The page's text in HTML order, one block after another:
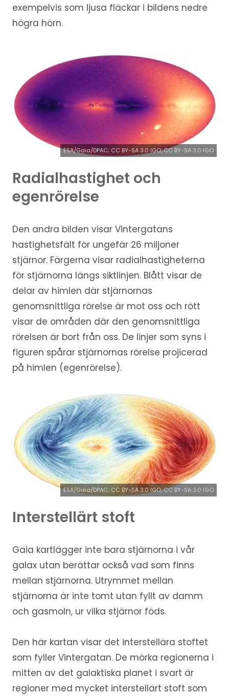
exempelvis som ljusa fläckar i bildens nedre
högra hörn.
ESA/Gaia/DPAC; CC BY-SA 3.0 IGO, CC BY-SA 3.0 IGO
Radialhastighet och
egenrörelse
Den andra bilden visar Vintergatans
hastighetsfält för ungefär 26 miljoner
stjärnor. Färgerna visar radialhastigheterna
för stjärnorna längs siktlinjen. Blått visar de
delar av himlen där stjärnornas
genomsnittliga rörelse är mot oss och rött
visar de områden där den genomsnittliga
rörelsen är bort från oss. De linjer som syns i
figuren spårar stjärnornas rörelse projicerad
på himlen (egenrörelse).
ESA/Gaia/DPAC; CC BY-SA 3.0 IGO, CC BY-SA 3.0 IGO
Interstellärt stoft
Gaia kartlägger inte bara stjärnorna i vår
galax utan berättar också vad som finns
mellan stjärnorna. Utrymmet mellan
stjärnorna är inte tomt utan fyllt av damm
och gasmoln, ur vilka stjärnor föds.
Den här kartan visar det interstellära stoftet
som fyller Vintergatan. De mörka regionerna i
mitten av det galaktiska planet i svart är
regioner med mycket interstellärt stoft som